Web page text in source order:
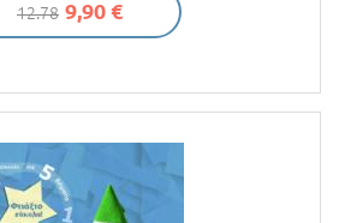
12.78 9,90 €